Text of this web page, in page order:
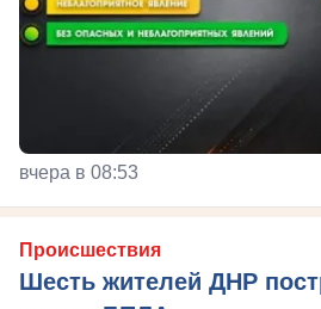
вчера в 08:53
Происшествия
Шесть жителей ДНР